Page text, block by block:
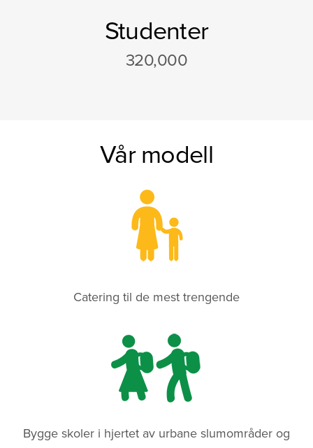
Studenter
320,000
Vår modell
Catering til de mest trengende
Bygge skoler i hjertet av urbane slumområder og